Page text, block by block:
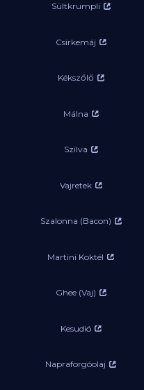
Sültkrumpli
Csirkemáj
Kékszőlő
Málna
Szilva
Vajretek
Szalonna (Bacon)
Martini Koktél
Ghee (Vaj)
Kesudió
Napraforgóolaj